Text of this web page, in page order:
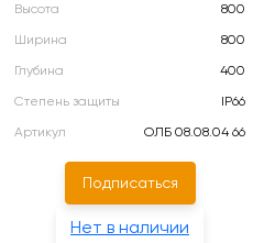
Высота
800
Ширина
800
Глубина
400
Степень защиты
IP66
Артикул
ОЛБ 08.08.04 66
Подписаться
Нет в наличии